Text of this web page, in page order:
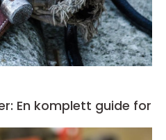
En komplett guide for